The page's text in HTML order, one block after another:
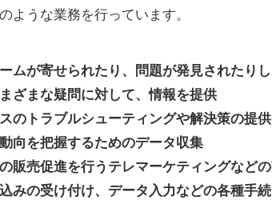
ような業務を行っています。
ムが寄せられたり、問題が発見されたり
ざまな疑問に対して、情報を提供
のトラブルシューティングや解決策の提供
向を把握するためのデータ収集
販売促進を行うテレマーケティングなど
みの受け付け、データ入力などの各種手続